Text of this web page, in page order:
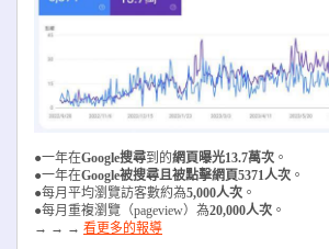
●一年在Google搜尋到的網頁曝光13.7萬次 。
●一年在Google被搜尋且被點擊網頁5371人次 。
●每月平均瀏覽訪客數約為5,000人次 。
●每月重複瀏覽（pageview）為20,000人次 。
→ → → 看更多的報導